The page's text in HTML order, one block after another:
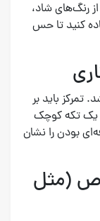
رنگ‌های شاد،
کنید تا حس
تمرکز باید بر
یک تکه کوچک
بودن را نشان
(مثل